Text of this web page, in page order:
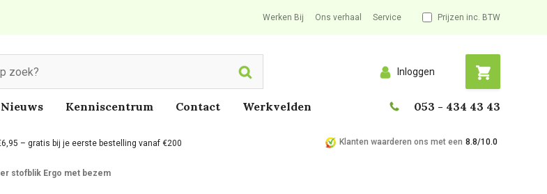
Werken Bij Ons verhaal Service Prijzen inc. BTW
Search Inloggen
Nieuws Kenniscentrum Contact Werkvelden 053 - 434 43 43
– gratis bij je eerste bestelling vanaf €200 Klanten waarderen ons met een 8.8/10.0
stofblik Ergo met bezem